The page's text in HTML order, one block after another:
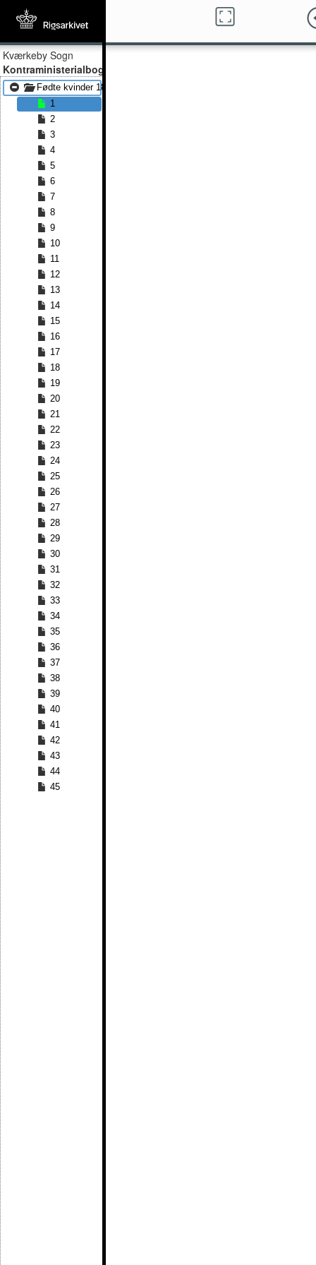
Kværkeby Sogn
Kontraministerialbog
Fødte kvinder 1861 - Fødte kvinder 1877
1
2
3
4
5
6
7
8
9
10
11
12
13
14
15
16
17
18
19
20
21
22
23
24
25
26
27
28
29
30
31
32
33
34
35
36
37
38
39
40
41
42
43
44
45